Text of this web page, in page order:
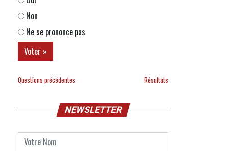
Non
Ne se prononce pas
Questions précédentes Résultats
NEWSLETTER